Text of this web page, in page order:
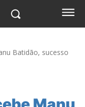
Batidão, sucesso